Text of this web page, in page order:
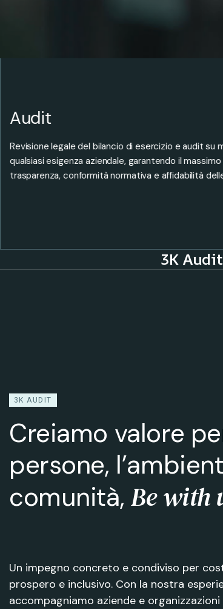
Sustainability
Esperienza pluriennale del nostro team nella
di sostenibilità e revisione legale, offriamo un
professionale conforme alla CSRD e agli ESRS.
3K
3K AUDIT
Creiamo valore
persone,
comunità, Be with
Un impegno concreto e condiviso per
prospero e inclusivo. Con la nostra
accompagniamo aziende e